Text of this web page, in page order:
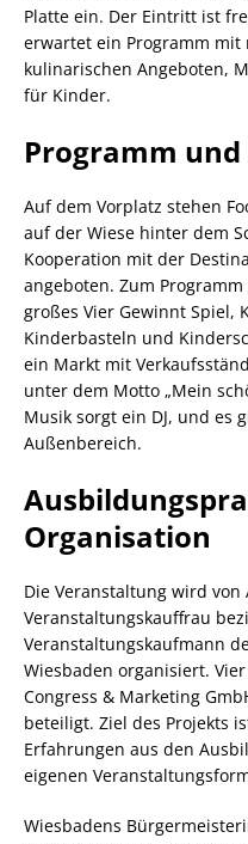
Platte ein. Der Eintritt ist
erwartet ein Programm mit
kulinarischen Angeboten,
für Kinder.
Programm
Auf dem Vorplatz stehen
auf der Wiese hinter dem
Kooperation mit der
angeboten. Zum
großes Vier Gewinnt Spiel,
Kinderbasteln und
ein Markt mit
unter dem Motto „Mein
Musik sorgt ein DJ, und es
Außenbereich.
Organisation
Die Veranstaltung wird
Veranstaltungskauffrau
Veranstaltungskaufmann
Wiesbaden organisiert.
Congress & Marketing
beteiligt. Ziel des Projekts
Erfahrungen aus den
eigenen
Wiesbadens